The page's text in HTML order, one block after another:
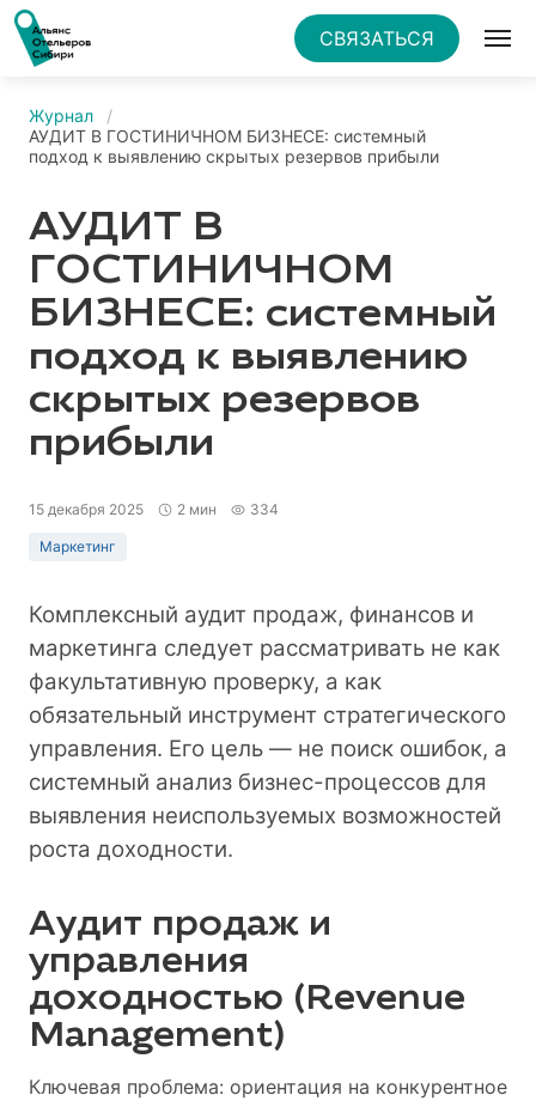
СВЯЗАТЬСЯ
Журнал
АУДИТ В ГОСТИНИЧНОМ БИЗНЕСЕ: системный
подход к выявлению скрытых резервов прибыли
АУДИТ В
ГОСТИНИЧНОМ
БИЗНЕСЕ: системный
подход к выявлению
скрытых резервов
прибыли
15 декабря 2025 2 мин 334
Маркетинг
Комплексный аудит продаж, финансов и
маркетинга следует рассматривать не как
факультативную проверку, а как
обязательный инструмент стратегического
управления. Его цель — не поиск ошибок, а
системный анализ бизнес-процессов для
выявления неиспользуемых возможностей
роста доходности.
Аудит продаж и
управления
доходностью (Revenue
Management)
Ключевая проблема: ориентация на конкурентное